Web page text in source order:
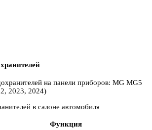
в салоне автомобиля
Функция